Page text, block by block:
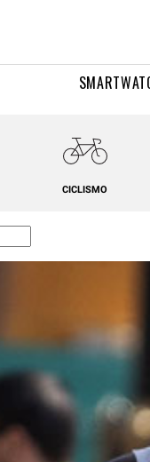
CICLISMO